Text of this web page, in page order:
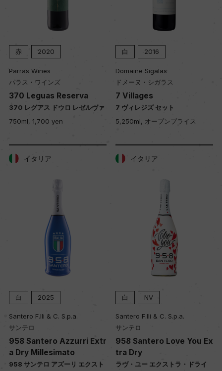
赤 2020
Parras Wines
パラス・ワインズ
370 Leguas Reserva
370 レグアス ドウロ レゼルヴァ
750ml, 1,700 yen
白 2016
Domaine Sigalas
ドメーヌ・シガラス
7 Villages
7 ヴィレジズ セット
5,250ml, オープンプライス
イタリア
白 2025
Santero F.lli & C. S.p.a.
サンテロ
958 Santero Azzurri Extr
a Dry Millesimato
958 サンテロ アズーリ エクスト
イタリア
白 NV
Santero F.lli & C. S.p.a.
サンテロ
958 Santero Love You Ex
tra Dry
ラヴ・ユー エクストラ・ドライ